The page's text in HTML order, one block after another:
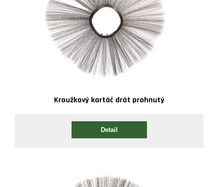
Kroužkový kartáč drát prohnutý
Detail